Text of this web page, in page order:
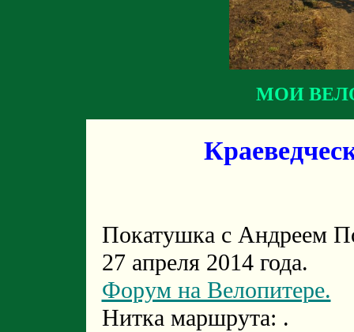
МОИ
Покатушка с Андреем
27 апреля 2014 года.
Форум на Велопитере.
Нитка маршрута: .